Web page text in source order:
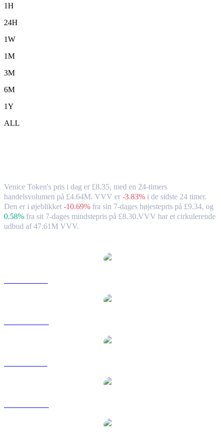
1H
24H
1W
1M
3M
6M
1Y
ALL
Venice Token's pris i dag er £8.35, med en 24-timers
handelsvolumen på £4.64M. VVV er -3.83% i de sidste 24 timer.
Den er i øjeblikket -10.69% fra sin 7-dages højestepris på £9.34, og
0.58% fra sit 7-dages mindstepris på £8.30.VVV har et cirkulerende
udbud af 47.61M VVV.